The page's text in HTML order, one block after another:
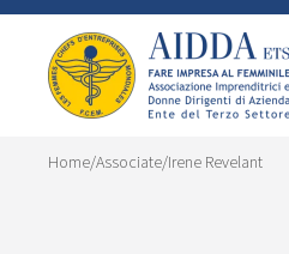
Home/Associate/Irene Revelant